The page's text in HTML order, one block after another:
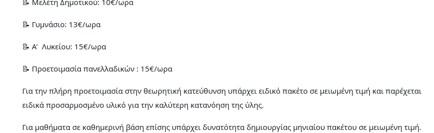
📝 Μελέτη Δημοτικού: 10€/ωρα
📝 Γυμνάσιο: 13€/ωρα
📝 Α’ Λυκείου: 15€/ωρα
📝 Προετοιμασία πανελλαδικών : 15€/ωρα
Για την πλήρη προετοιμασία στην θεωρητική κατεύθυνση υπάρχει ειδικό πακέτο σε μειωμένη τιμή και παρέχεται
ειδικά προσαρμοσμένο υλικό για την καλύτερη κατανόηση της ύλης.
Για μαθήματα σε καθημερινή βάση επίσης υπάρχει δυνατότητα δημιουργίας μηνιαίου πακέτου σε μειωμένη τιμή.